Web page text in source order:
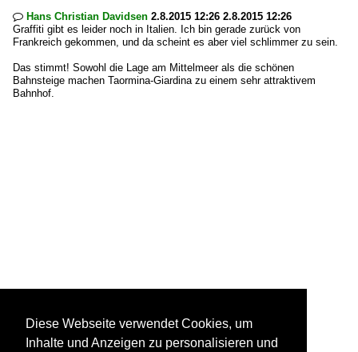
 Hans Christian Davidsen 2.8.2015 12:26 2.8.2015 12:26
Graffiti gibt es leider noch in Italien. Ich bin gerade zurück von
Frankreich gekommen, und da scheint es aber viel schlimmer zu sein.
Das stimmt! Sowohl die Lage am Mittelmeer als die schönen
Bahnsteige machen Taormina-Giardina zu einem sehr attraktivem
Bahnhof.
Diese Webseite verwendet Cookies, um
Inhalte und Anzeigen zu personalisieren und